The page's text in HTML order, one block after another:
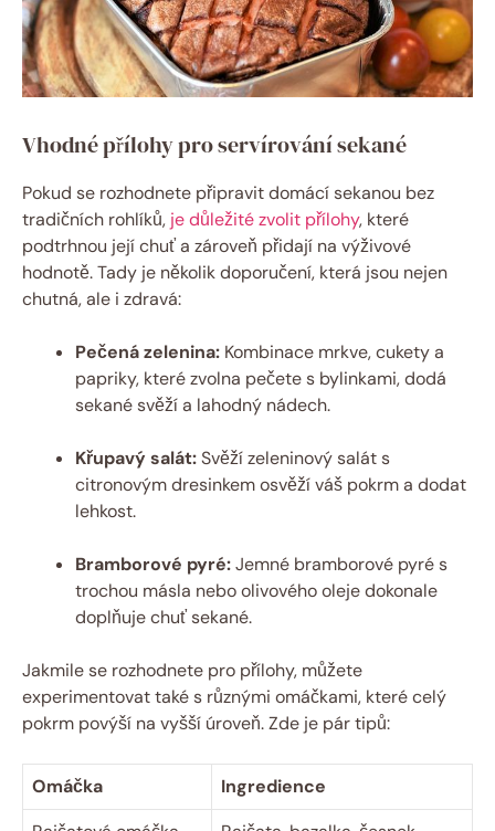
Vhodné přílohy pro servírování sekané
Pokud se rozhodnete připravit domácí sekanou bez
tradičních rohlíků, je důležité zvolit přílohy, které
podtrhnou její chuť a zároveň přidají na výživové
hodnotě. Tady je několik doporučení, která jsou nejen
chutná, ale i zdravá:
Pečená zelenina: Kombinace mrkve, cukety a
papriky, které zvolna pečete s bylinkami, dodá
sekané svěží a lahodný nádech.
Křupavý salát:Svěží zeleninový salát s
citronovým dresinkem osvěží váš pokrm a dodat
lehkost.
Bramborové pyré:Jemné bramborové pyré s
trochou másla nebo olivového oleje dokonale
doplňuje chuť sekané.
Jakmile se rozhodnete pro přílohy, můžete
experimentovat také s různými omáčkami, které celý
pokrm povýší na vyšší úroveň. Zde je pár tipů:
Omáčka
Ingredience